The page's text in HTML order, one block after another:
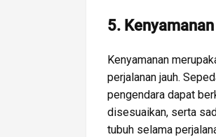
5.
Kenyamanan
perjalanan jauh.
pengendara dapat
disesuaikan, serta
tubuh selama